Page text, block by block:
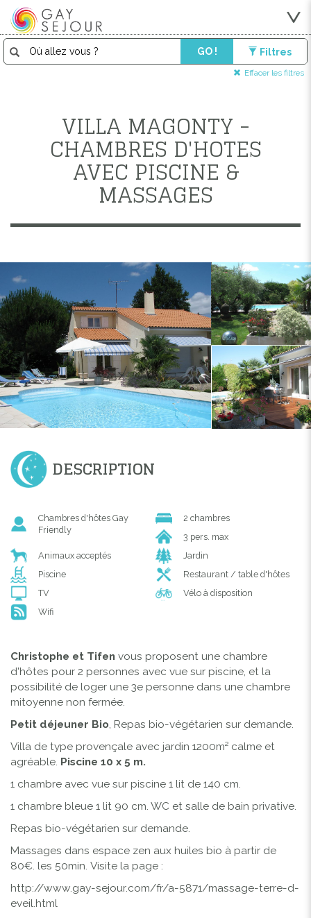
GO ! Filtres
Effacer les filtres
VILLA MAGONTY -
CHAMBRES D'HOTES
AVEC PISCINE &
MASSAGES
DESCRIPTION
Chambres d'hôtes Gay
Friendly
2 chambres
3 pers. max
Animaux acceptés
Jardin
Piscine
Restaurant / table d'hôtes
TV
Vélo à disposition
Wifi
Christophe et Tifen vous proposent une chambre
d'hôtes pour 2 personnes avec vue sur piscine, et la
possibilité de loger une 3e personne dans une chambre
mitoyenne non fermée.
Petit déjeuner Bio, Repas bio-végétarien sur demande.
Villa de type provençale avec jardin 1200m² calme et
agréable. Piscine 10 x 5 m.
1 chambre avec vue sur piscine 1 lit de 140 cm.
1 chambre bleue 1 lit 90 cm. WC et salle de bain privative.
Repas bio-végétarien sur demande.
Massages dans espace zen aux huiles bio à partir de
80€. les 50min. Visite la page :
http://www.gay-sejour.com/fr/a-5871/massage-terre-d-
eveil.html